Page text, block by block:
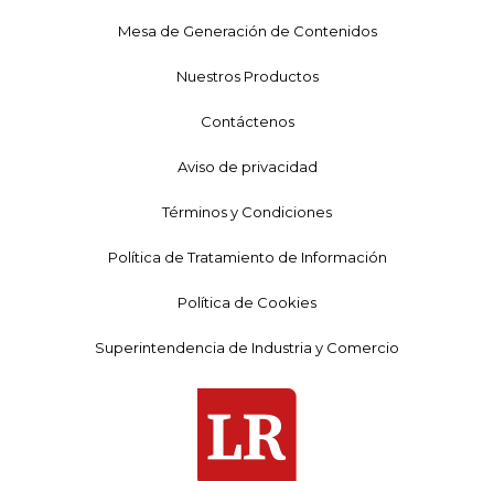
Mesa de Generación de Contenidos
Nuestros Productos
Contáctenos
Aviso de privacidad
Términos y Condiciones
Política de Tratamiento de Información
Política de Cookies
Superintendencia de Industria y Comercio